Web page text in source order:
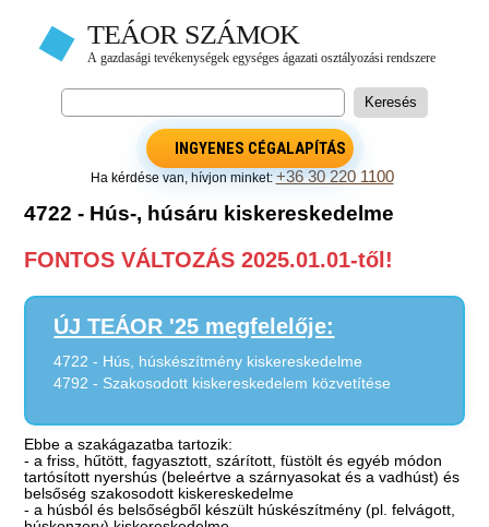
INGYENES CÉGALAPÍTÁS
Ha kérdése van, hívjon minket:+36 30 220 1100
4722 - Hús-, húsáru kiskereskedelme
FONTOS VÁLTOZÁS 2025.01.01-től!
ÚJ TEÁOR '25 megfelelője:
4722 - Hús, húskészítmény kiskereskedelme
4792 - Szakosodott kiskereskedelem közvetítése
Ebbe a szakágazatba tartozik:
- a friss, hűtött, fagyasztott, szárított, füstölt és egyéb módon
tartósított nyershús (beleértve a szárnyasokat és a vadhúst) és
belsőség szakosodott kiskereskedelme
- a húsból és belsőségből készült húskészítmény (pl. felvágott,